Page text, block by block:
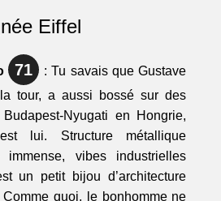
Eiffel
71
: Tu savais que Gustave
tour, a aussi bossé sur des
Nyugati en Hongrie,
lui. Structure métallique
immense, vibes industrielles
un petit bijou d’architecture
quoi, le bonhomme ne